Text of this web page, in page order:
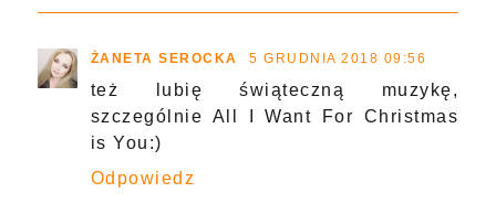
ŻANETA SEROCKA 5 GRUDNIA 2018 09:56
też lubię świąteczną muzykę,
szczególnie All I Want For Christmas
is You:)
Odpowiedz